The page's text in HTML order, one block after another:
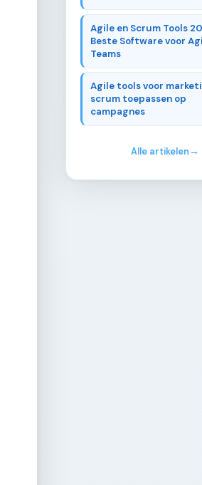
Agile en Scrum Tools
Beste Software voor
Teams
Agile tools voor
scrum toepassen op
campagnes
Alle artikelen